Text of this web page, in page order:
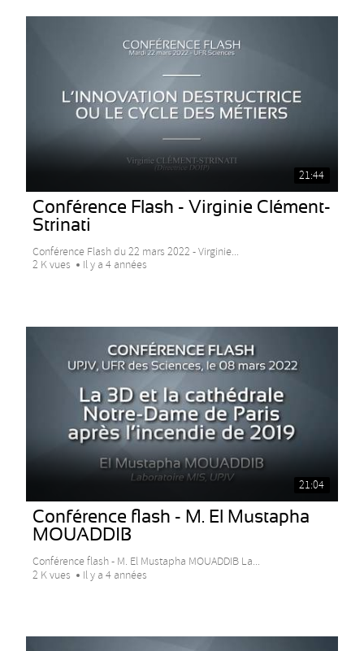
21:44
Conférence Flash - Virginie Clément-
Strinati
Conférence Flash du 22 mars 2022 - Virginie...
2 K vues
Il y a 4 années
21:04
Conférence flash - M. El Mustapha
MOUADDIB
Conférence flash - M. El Mustapha MOUADDIB La...
2 K vues
Il y a 4 années